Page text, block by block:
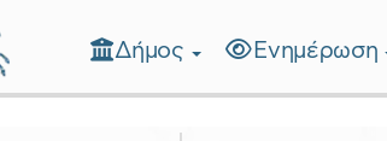
Ιστοσελίδα
Δήμος Ενημέρωση